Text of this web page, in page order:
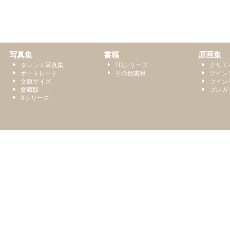
写真集
タレント写真集
ポートレート
文庫サイズ
愛蔵版
Xシリーズ
書籍
TGシリーズ
その他書籍
原画集
クリ
ツイン
ツイン
プレガ